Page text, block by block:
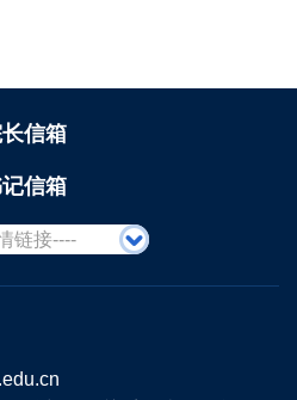
长信箱
信箱
链接----